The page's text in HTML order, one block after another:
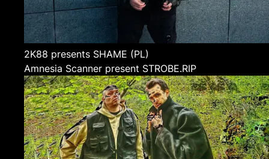
2K88 presents SHAME (PL)
Amnesia Scanner present STROBE.RIP